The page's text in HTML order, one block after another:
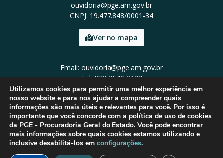
ouvidoria@pge.am.gov.br
CNPJ: 19.477.848/0001-34
Ver no mapa
Email: ouvidoria@pge.am.gov.br
Tel: (92) 3649-3100
Utilizamos cookies para permitir uma melhor experiência em
nosso website e para nos ajudar a compreender quais
informações são mais úteis e relevantes para você. Por isso é
importante que você concorde com a política de uso de cookies
da PGE - Procuradoria Geral do Estado. Você pode encontrar
mais informações sobre quais cookies estamos utilizando e
inclusive desabilitá-los em configurações.